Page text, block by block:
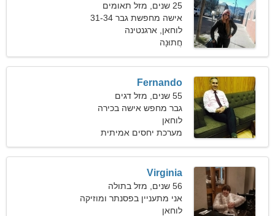
25 שנים, מזל תאומים
אישה מחפשת גבר 31-34
לוחאן, ארגנטינה
חֲתוּנָה
Fernando
55 שנים, מזל דגים
גבר מחפש אישה בכירה
לוחאן
מערכת יחסים אמיתית
Virginia
56 שנים, מזל בתולה
אני מתעניין בפסנתר ומוזיקה
לוחאן